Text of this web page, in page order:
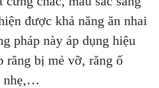
được khả năng ăn nhai
pháp này áp dụng hiệu
răng bị mẻ vỡ, răng ố
nhẹ,…